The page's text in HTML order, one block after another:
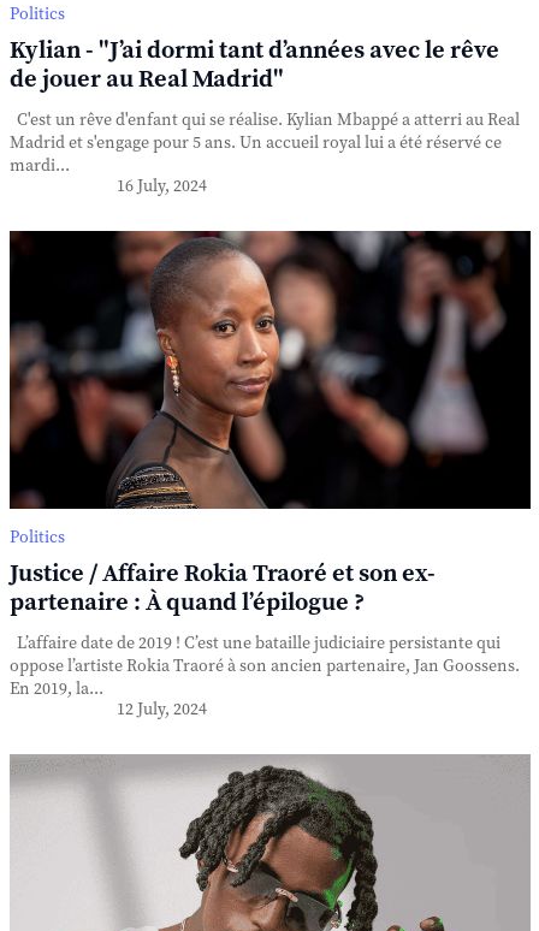
Politics
Kylian - "J’ai dormi tant d’années avec le rêve
de jouer au Real Madrid"
C'est un rêve d'enfant qui se réalise. Kylian Mbappé a atterri au Real
Madrid et s'engage pour 5 ans. Un accueil royal lui a été réservé ce
mardi...
16 July, 2024
Politics
Justice / Affaire Rokia Traoré et son ex-
partenaire : À quand l’épilogue ?
L’affaire date de 2019 ! C’est une bataille judiciaire persistante qui
oppose l’artiste Rokia Traoré à son ancien partenaire, Jan Goossens.
En 2019, la...
12 July, 2024